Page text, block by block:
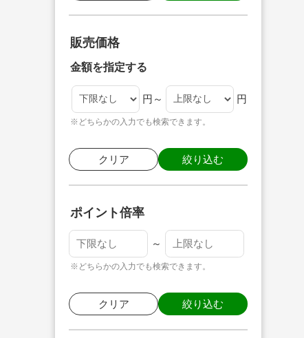
販売価格
金額を指定する
円～ 円
※どちらかの入力でも検索できます。
クリア 絞り込む
ポイント倍率
～
※どちらかの入力でも検索できます。
クリア 絞り込む